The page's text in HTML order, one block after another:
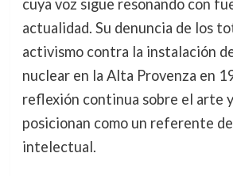
cuya voz sigue resonando con
actualidad. Su denuncia de los
activismo contra la instalación
nuclear en la Alta Provenza en
reflexión continua sobre el arte
posicionan como un referente
intelectual.